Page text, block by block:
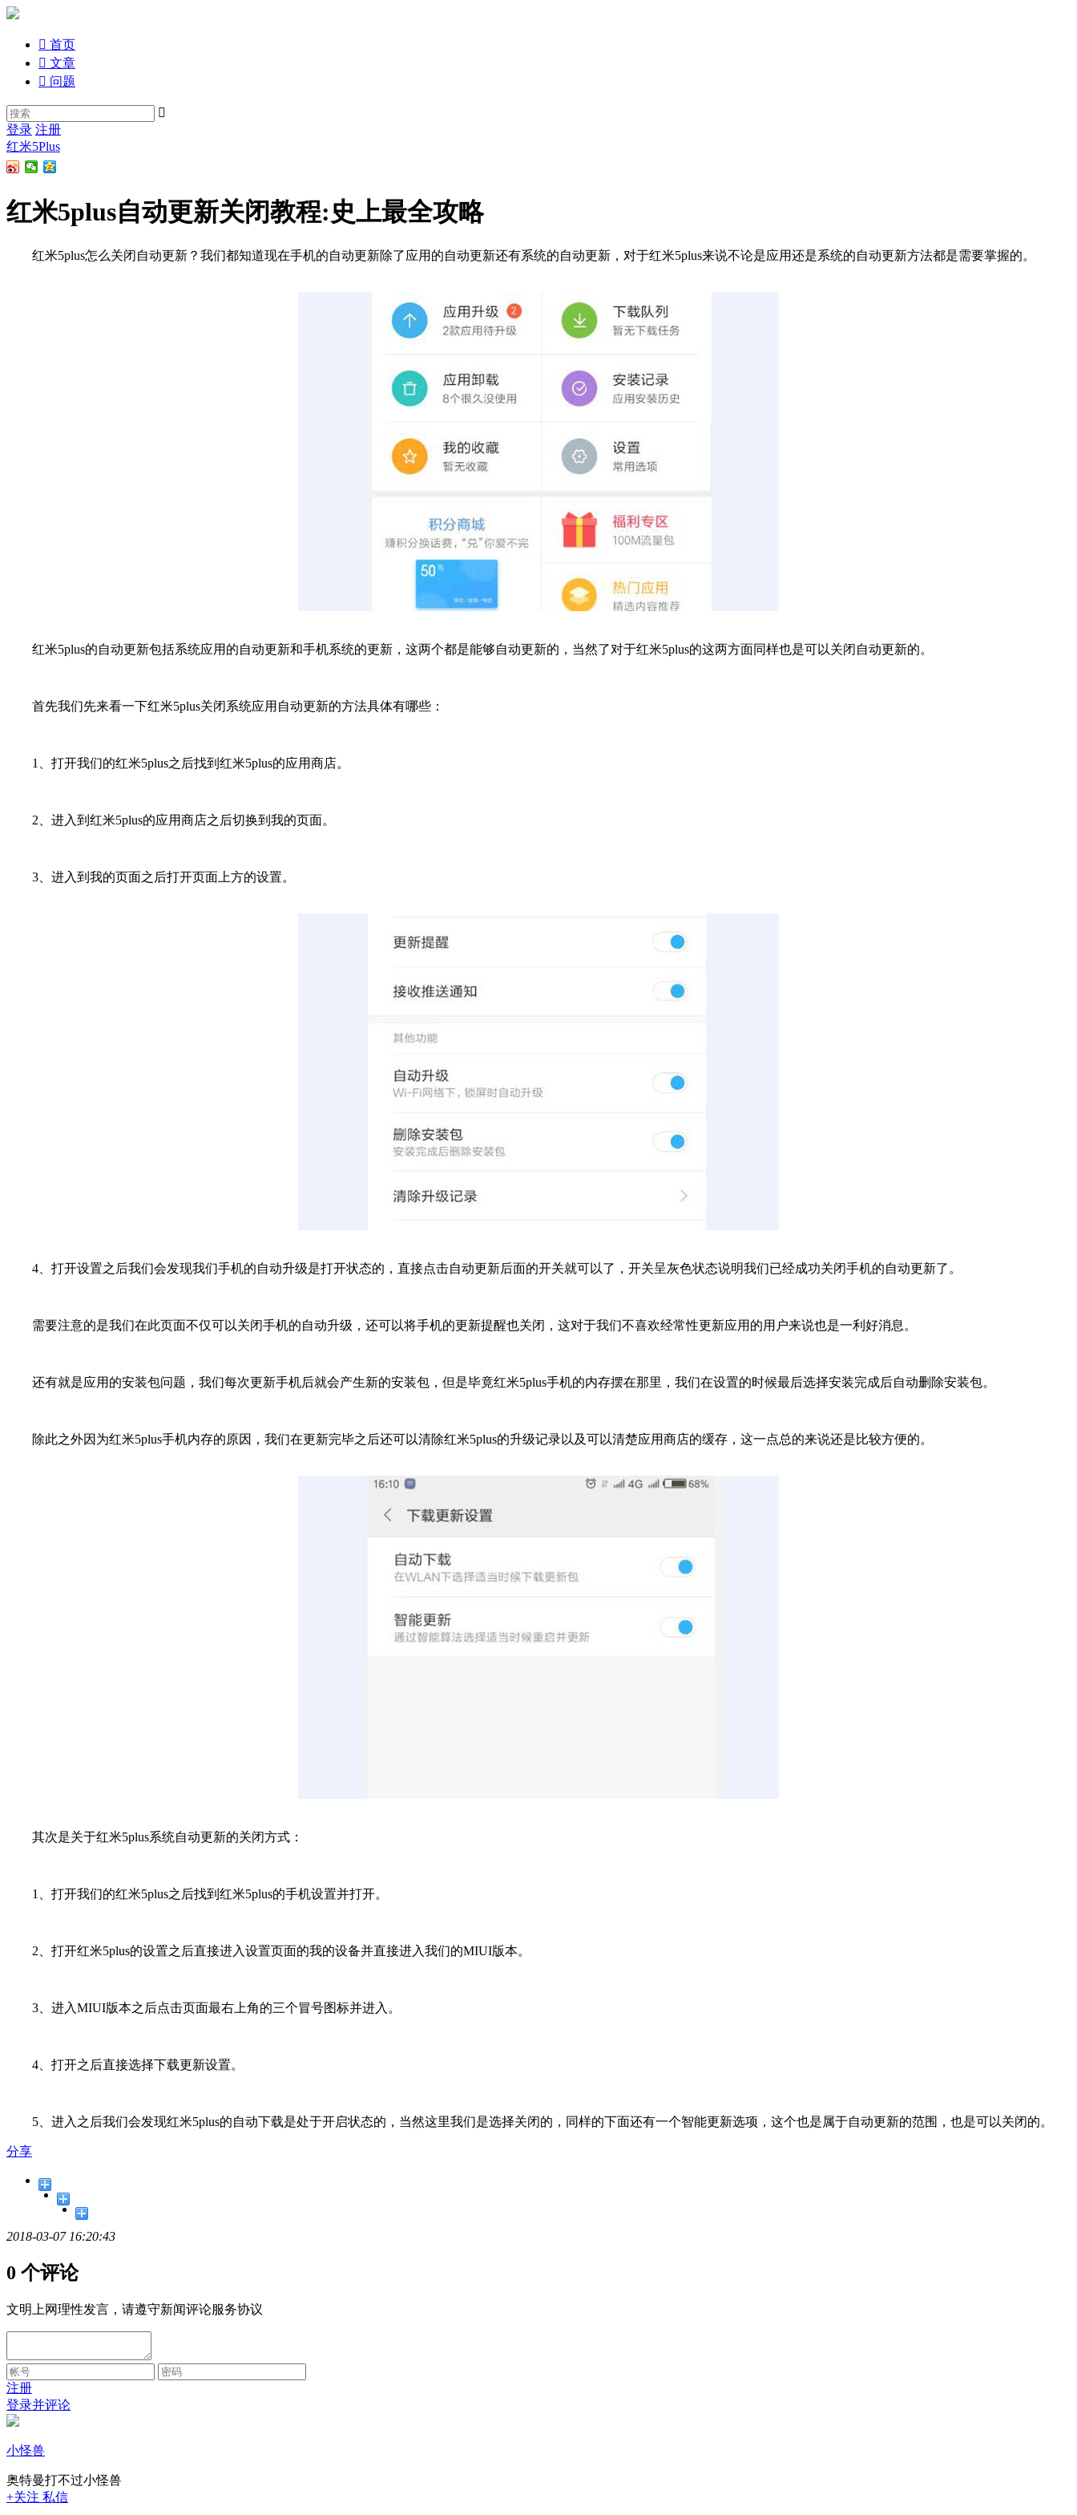
 首页
 文章
 问题

登录 注册
红米5Plus
红米5plus自动更新关闭教程:史上最全攻略
红米5plus怎么关闭自动更新？我们都知道现在手机的自动更新除了应用的自动更新还有系统的自动更新，对于红米5plus来说不论是应用还是系统的自动更新方法都是需要掌握的。
红米5plus的自动更新包括系统应用的自动更新和手机系统的更新，这两个都是能够自动更新的，当然了对于红米5plus的这两方面同样也是可以关闭自动更新的。
首先我们先来看一下红米5plus关闭系统应用自动更新的方法具体有哪些：
1、打开我们的红米5plus之后找到红米5plus的应用商店。
2、进入到红米5plus的应用商店之后切换到我的页面。
3、进入到我的页面之后打开页面上方的设置。
4、打开设置之后我们会发现我们手机的自动升级是打开状态的，直接点击自动更新后面的开关就可以了，开关呈灰色状态说明我们已经成功关闭手机的自动更新了。
需要注意的是我们在此页面不仅可以关闭手机的自动升级，还可以将手机的更新提醒也关闭，这对于我们不喜欢经常性更新应用的用户来说也是一利好消息。
还有就是应用的安装包问题，我们每次更新手机后就会产生新的安装包，但是毕竟红米5plus手机的内存摆在那里，我们在设置的时候最后选择安装完成后自动删除安装包。
除此之外因为红米5plus手机内存的原因，我们在更新完毕之后还可以清除红米5plus的升级记录以及可以清楚应用商店的缓存，这一点总的来说还是比较方便的。
其次是关于红米5plus系统自动更新的关闭方式：
1、打开我们的红米5plus之后找到红米5plus的手机设置并打开。
2、打开红米5plus的设置之后直接进入设置页面的我的设备并直接进入我们的MIUI版本。
3、进入MIUI版本之后点击页面最右上角的三个冒号图标并进入。
4、打开之后直接选择下载更新设置。
5、进入之后我们会发现红米5plus的自动下载是处于开启状态的，当然这里我们是选择关闭的，同样的下面还有一个智能更新选项，这个也是属于自动更新的范围，也是可以关闭的。
分享
2018-03-07 16:20:43
0 个评论
文明上网理性发言，请遵守新闻评论服务协议
注册
登录并评论
小怪兽
奥特曼打不过小怪兽
+关注 私信